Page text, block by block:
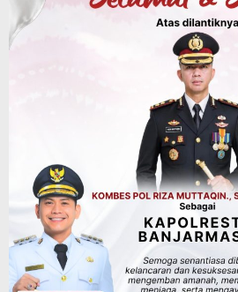
Kalsel
Operasi Sikat Intan
Kalsel Amankan Ribuan
Pemerintahan Sosial & Keagamaan
Banjarmasin Pilot
Digital, Target 30
Jauh, Komisi II DPR